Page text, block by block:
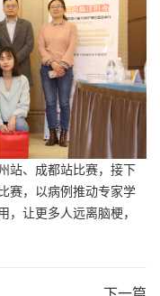
站、成都站比赛，接下
赛，以病例推动专家学
让更多人远离脑梗，